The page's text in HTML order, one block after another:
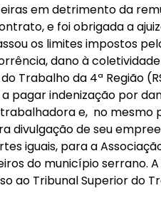
em detrimento da
e foi obrigada a
os limites impostos
dano à coletividade
Trabalho da 4ª Região
pagar indenização por
trabalhadora e, no mesmo
divulgação de seu
iguais, para a
do município serrano.
ao Tribunal Superior do